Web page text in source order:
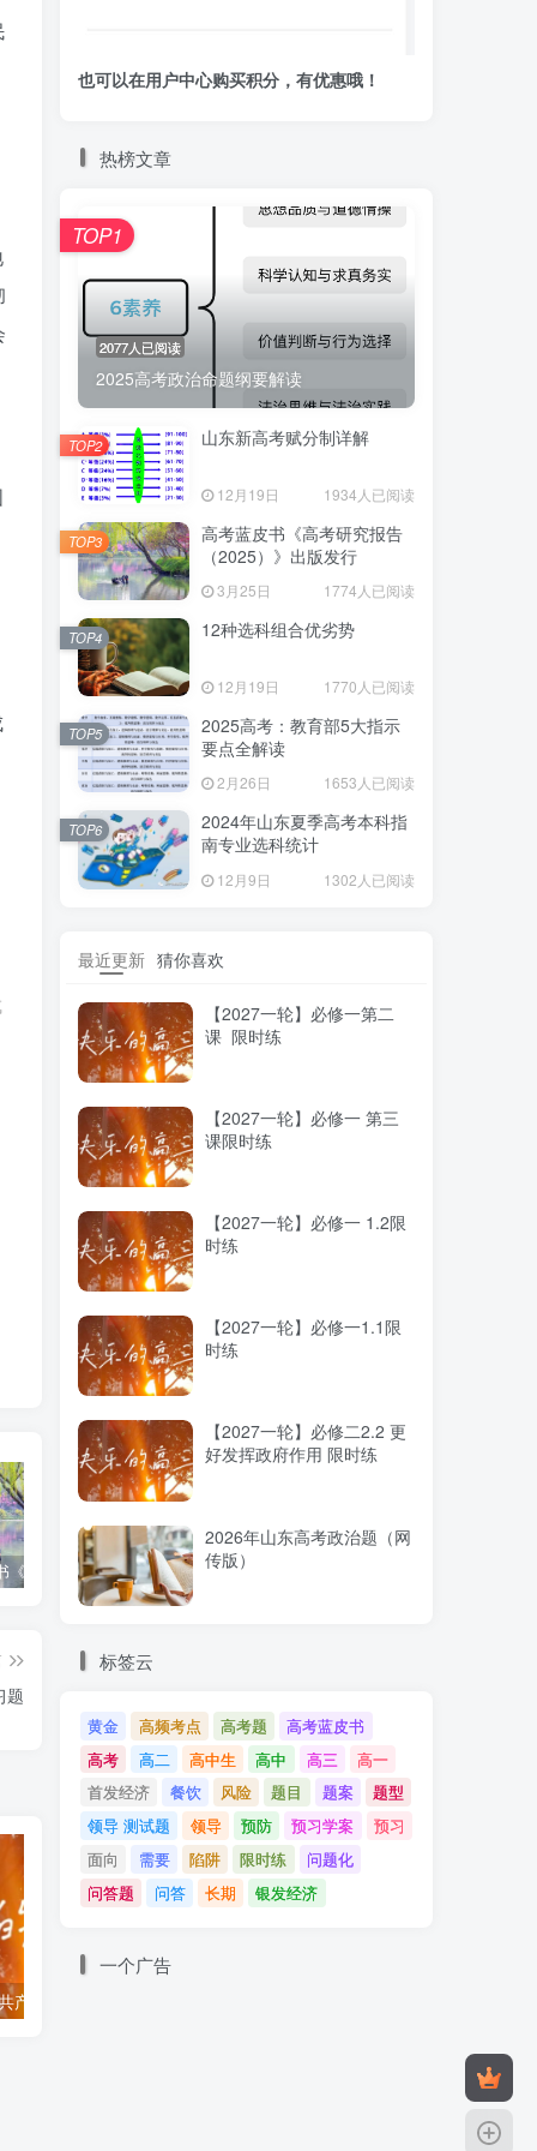
高考蓝皮书《高考研究报告（2025）》出版发行 12种选科组合优劣势
题
也可以在用户中心购买积分，有优惠哦！
热榜文章
2077人已阅读
2025高考政治命题纲要解读
TOP1
山东新高考赋分制详解
12月19日 1934人已阅读
TOP2
高考蓝皮书《高考研究报告
（2025）》出版发行
3月25日 1774人已阅读
TOP3
12种选科组合优劣势
12月19日 1770人已阅读
TOP4
2025高考：教育部5大指示
要点全解读
2月26日 1653人已阅读
TOP5
2024年山东夏季高考本科指
南专业选科统计
12月9日 1302人已阅读
TOP6
最近更新 猜你喜欢
【2027一轮】必修一第二
课 限时练
【2027一轮】必修一 第三
课限时练
【2027一轮】必修一 1.2限
时练
【2027一轮】必修一1.1限
时练
【2027一轮】必修二2.2 更
好发挥政府作用 限时练
2026年山东高考政治题（网
传版）
标签云
黄金 高频考点 高考题
高考蓝皮书
高考
高二 高中生 高中 高三
高一
首发经济
餐饮 风险 题目 题案
题型
领导 测试题
领导 预防 预习学案
预习
面向
需要 陷阱 限时练
问题化
问答题
问答 长期 银发经济
一个广告